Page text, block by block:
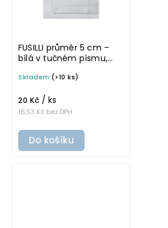
FUSILLI průměr 5 cm –
bílá v tučném písmu,
na potravinové dózy
Skladem (>10 ks)
16,53 Kč bez DPH
20 Kč / ks
Do košíku